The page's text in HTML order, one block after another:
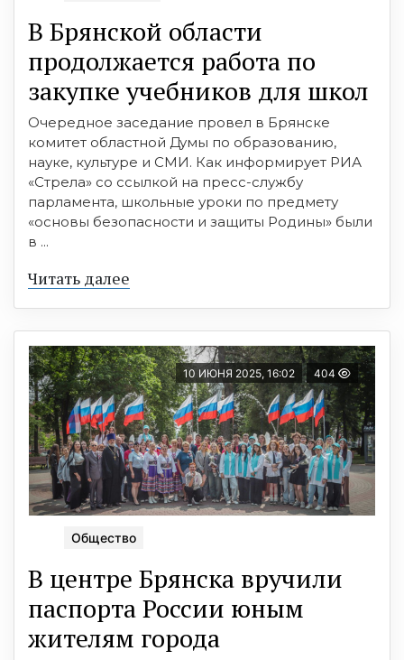
В Брянской области
продолжается работа по
закупке учебников для школ
Очередное заседание провел в Брянске
комитет областной Думы по образованию,
науке, культуре и СМИ. Как информирует РИА
«Стрела» со ссылкой на пресс-службу
парламента, школьные уроки по предмету
«основы безопасности и защиты Родины» были
в ...
Читать далее
10 ИЮНЯ 2025, 16:02 404
Общество
В центре Брянска вручили
паспорта России юным
жителям города